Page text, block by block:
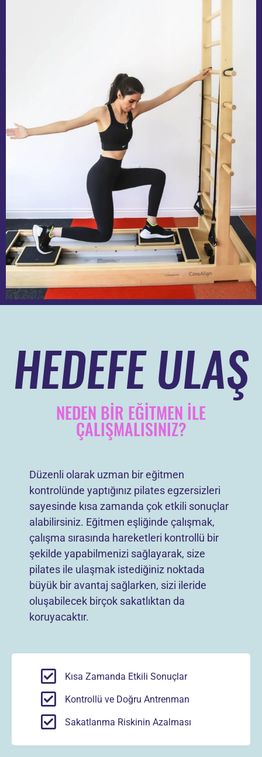
HEDEFE ULAŞ
NEDEN BİR EĞİTMEN İLE
ÇALIŞMALISINIZ?
Düzenli olarak uzman bir eğitmen
kontrolünde yaptığınız pilates egzersizleri
sayesinde kısa zamanda çok etkili sonuçlar
alabilirsiniz. Eğitmen eşliğinde çalışmak,
çalışma sırasında hareketleri kontrollü bir
şekilde yapabilmenizi sağlayarak, size
pilates ile ulaşmak istediğiniz noktada
büyük bir avantaj sağlarken, sizi ileride
oluşabilecek birçok sakatlıktan da
koruyacaktır.
Kısa Zamanda Etkili Sonuçlar
Kontrollü ve Doğru Antrenman
Sakatlanma Riskinin Azalması